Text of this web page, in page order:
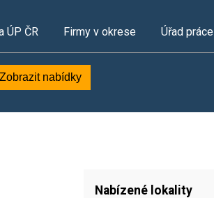
ÚP ČR Firmy v okrese Úřad práce
Zobrazit nabídky
Nabízené lokality